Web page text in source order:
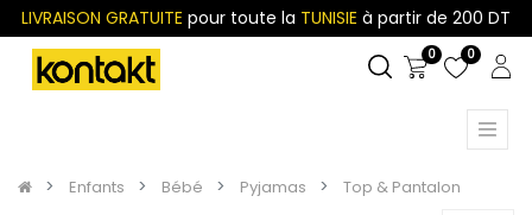
LIVRAISON GRATUITE pour toute la TUNISIE à partir de 200 DT
0 0
Enfants Bébé Pyjamas Top & Pantalon